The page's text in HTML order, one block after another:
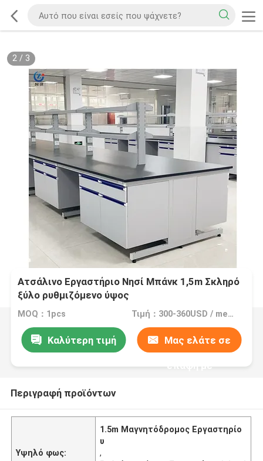
2/ 3
Ατσάλινο Εργαστήριο Νησί Μπάνκ 1,5m Σκληρό
ξύλο ρυθμιζόμενο ύψος
MOQ：1pcs Τιμή：300-360USD / meter
Καλύτερη τιμή Μας ελάτε σε
επαφή με
Περιγραφή προϊόντων
Υψηλό φως:
1.5m Μαγνητόδρομος Εργαστηρίο
υ
,